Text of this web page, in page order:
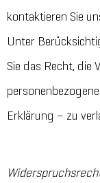
kontaktieren Sie
Unter
Sie das Recht, die
Erklärung – zu